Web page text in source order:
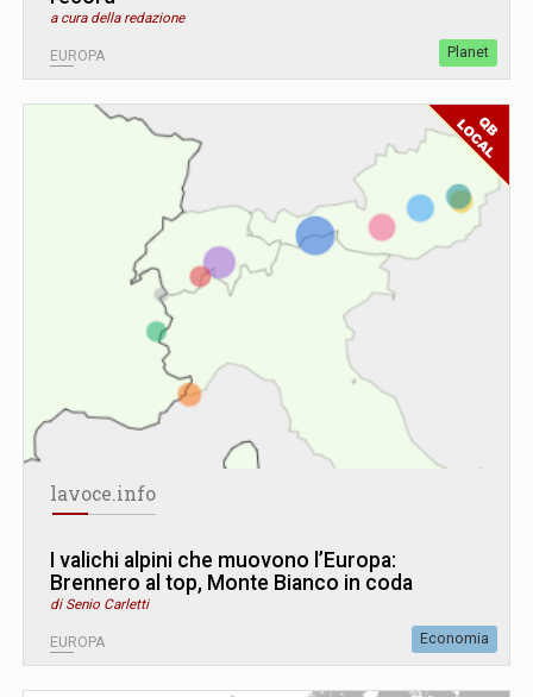
a cura della redazione
EUROPA Planet
lavoce.info
I valichi alpini che muovono l’Europa:
Brennero al top, Monte Bianco in coda
di Senio Carletti
EUROPA Economia